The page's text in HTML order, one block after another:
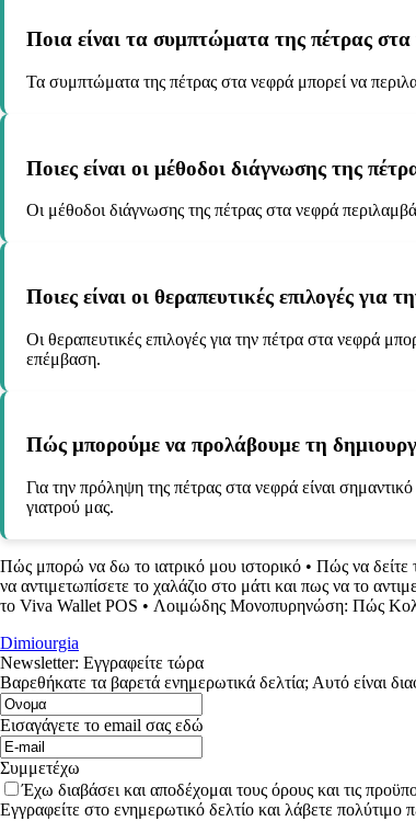
Ποια είναι τα συμπτώματα της πέτρας
Τα συμπτώματα της πέτρας στα νεφρά μπορεί να
Ποιες είναι οι μέθοδοι διάγνωσης της
Οι μέθοδοι διάγνωσης της πέτρας στα νεφρά
Ποιες είναι οι θεραπευτικές επιλογές για
Οι θεραπευτικές επιλογές για την πέτρα στα νεφρά
επέμβαση.
Πώς μπορούμε να προλάβουμε τη
Για την πρόληψη της πέτρας στα νεφρά είναι
γιατρού μας.
Πώς μπορώ να δω το ιατρικό μου ιστορικό • Πώς να δείτε
να αντιμετωπίσετε το χαλάζιο στο μάτι και πως να το
το Viva Wallet POS • Λοιμώδης Μονοπυρηνώση: Πώς
Dimiourgia
Newsletter: Εγγραφείτε τώρα
Βαρεθήκατε τα βαρετά ενημερωτικά δελτία; Αυτό είναι
Εισαγάγετε το email σας εδώ
Συμμετέχω
Έχω διαβάσει και αποδέχομαι τους όρους και τις
Εγγραφείτε στο ενημερωτικό δελτίο και λάβετε